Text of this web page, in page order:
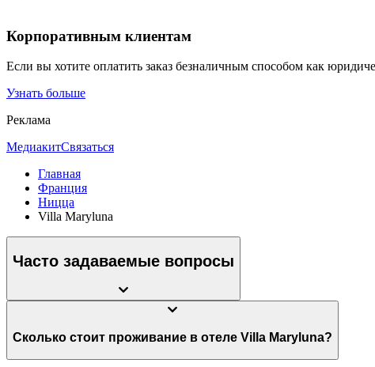
Корпоративным клиентам
Если вы хотите оплатить заказ безналичным способом как
Узнать больше
Реклама
МедиакитСвязаться
Главная
Франция
Ницца
Villa Maryluna
Часто задаваемые вопросы
Сколько стоит проживание в отеле Villa Maryluna?